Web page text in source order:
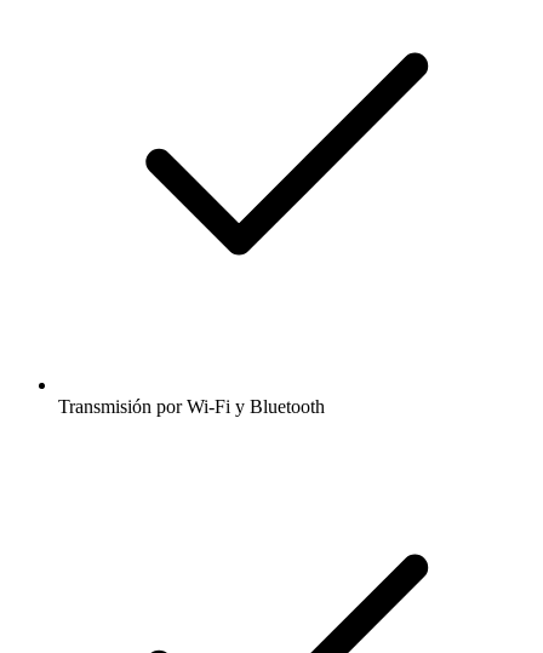
Transmisión por Wi-Fi y Bluetooth